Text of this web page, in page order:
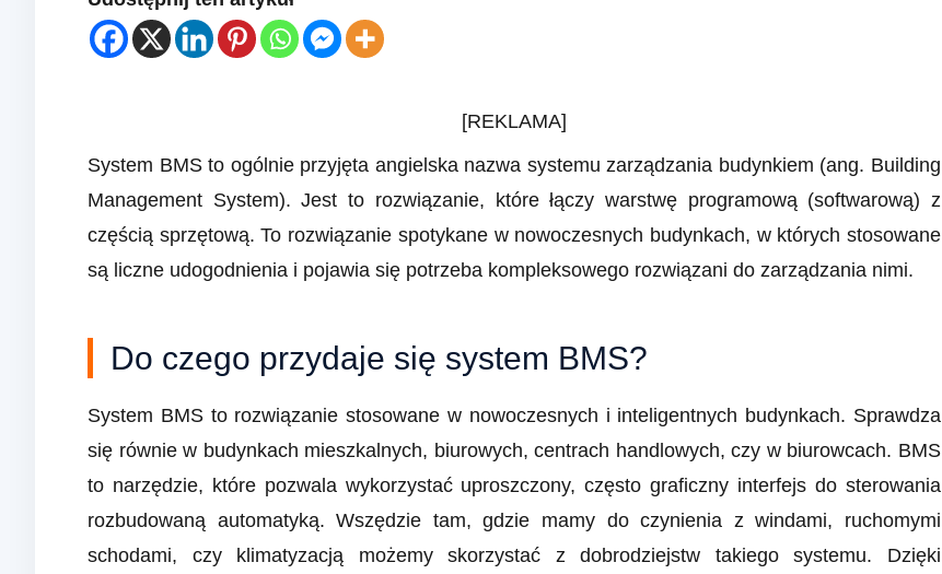
[REKLAMA]
System BMS to ogólnie przyjęta angielska nazwa systemu zarządzania budynkiem (ang. Building
Management System). Jest to rozwiązanie, które łączy warstwę programową (softwarową) z
częścią sprzętową. To rozwiązanie spotykane w nowoczesnych budynkach, w których stosowane
są liczne udogodnienia i pojawia się potrzeba kompleksowego rozwiązani do zarządzania nimi.
Do czego przydaje się system BMS?
System BMS to rozwiązanie stosowane w nowoczesnych i inteligentnych budynkach. Sprawdza
się równie w budynkach mieszkalnych, biurowych, centrach handlowych, czy w biurowcach. BMS
to narzędzie, które pozwala wykorzystać uproszczony, często graficzny interfejs do sterowania
rozbudowaną automatyką. Wszędzie tam, gdzie mamy do czynienia z windami, ruchomymi
schodami, czy klimatyzacją możemy skorzystać z dobrodziejstw takiego systemu. Dzięki